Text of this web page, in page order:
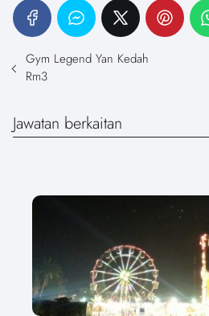
Gym Legend Yan Kedah
Rm3
Jawatan berkaitan